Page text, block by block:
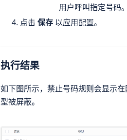
用户呼叫指定号码。
点击 保存 以应用配置。
执行结果
如下图所示，禁止号码规则会显示
型被屏蔽。